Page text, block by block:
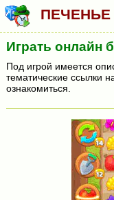
Играть онлайн
Под игрой имеется
тематические ссылки
ознакомиться.